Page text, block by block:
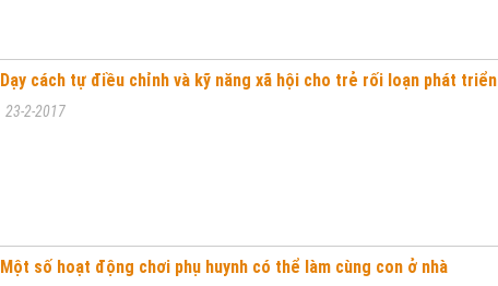
Dạy cách tự điều chỉnh và kỹ năng xã hội cho trẻ rối loạn phát triển
23-2-2017
Một số hoạt động chơi phụ huynh có thể làm cùng con ở nhà